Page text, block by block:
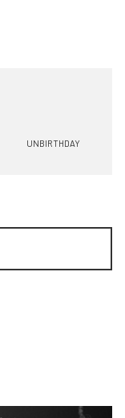
UNBIRTHDAY